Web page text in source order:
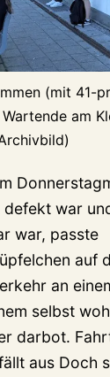
(mit 41-
am
war
war, passte
auf
an
selbst
darbot.
aus Doch